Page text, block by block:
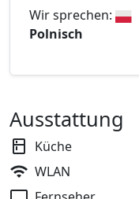
Wir sprechen:
Polnisch
Ausstattung
Küche
WLAN